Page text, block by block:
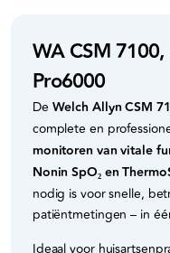
WA CSM
Pro6000
De Welch Allyn CSM
complete en
monitoren van vitale
Nonin SpO₂ en
nodig is voor snelle,
patiëntmetingen – in
Ideaal voor